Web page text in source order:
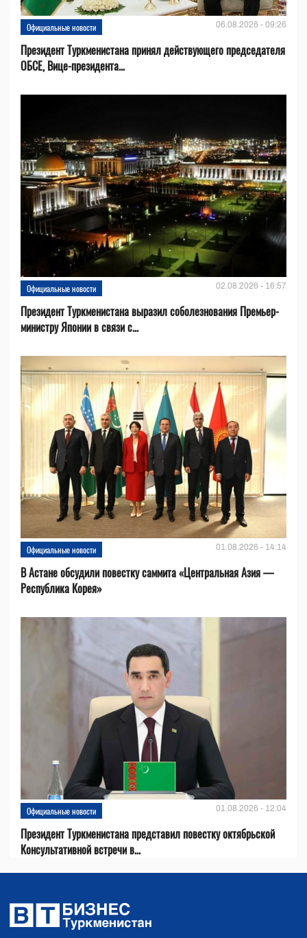
Официальные новости 06.08.2026 - 09:26
Президент Туркменистана принял действующего председателя
ОБСЕ, Вице-президента...
Официальные новости 02.08.2026 - 16:57
Президент Туркменистана выразил соболезнования Премьер-
министру Японии в связи с...
Официальные новости 01.08.2026 - 14:14
В Астане обсудили повестку саммита «Центральная Азия —
Республика Корея»
Официальные новости 01.08.2026 - 12:04
Президент Туркменистана представил повестку октябрьской
Консультативной встречи в...